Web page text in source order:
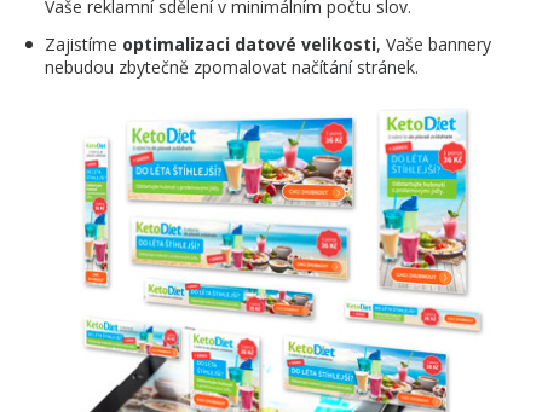
Vaše reklamní sdělení v minimálním počtu slov.
Zajistíme optimalizaci datové velikosti, Vaše bannery
nebudou zbytečně zpomalovat načítání stránek.